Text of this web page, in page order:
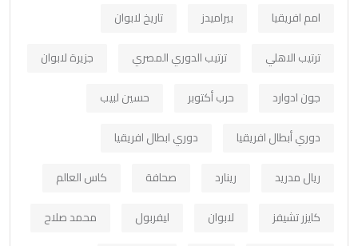
امم افريقيا
بيراميدز
تاريخ لابوان
ترتيب الاهلي
ترتيب الدوري المصري
جزيرة لابوان
جون ادوارد
حرب أكتوبر
حسين لبيب
دوري أبطال افريقيا
دوري ابطال افريقيا
ريال مدريد
رينارد صحافة
كاس العالم
كايزر تشيفز
لابوان ليفربول محمد صلاح